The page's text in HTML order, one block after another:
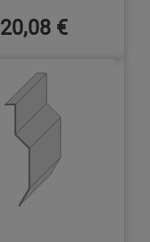
20,08 €